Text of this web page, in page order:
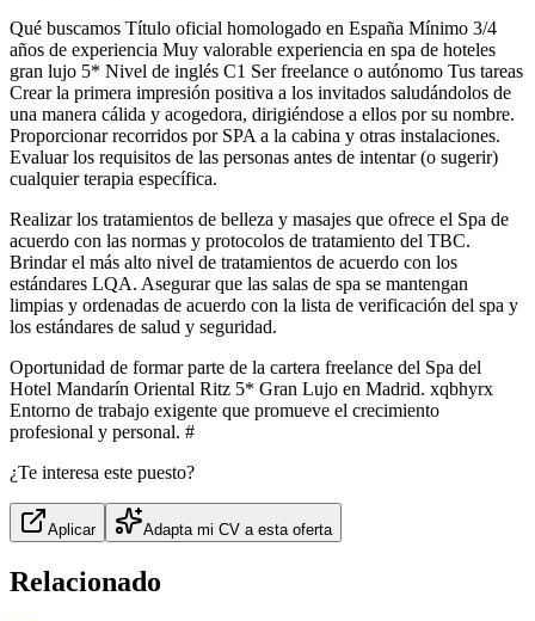
Qué buscamos Título oficial homologado en España Mínimo 3/4
años de experiencia Muy valorable experiencia en spa de hoteles
gran lujo 5* Nivel de inglés C1 Ser freelance o autónomo Tus tareas
Crear la primera impresión positiva a los invitados saludándolos de
una manera cálida y acogedora, dirigiéndose a ellos por su nombre.
Proporcionar recorridos por SPA a la cabina y otras instalaciones.
Evaluar los requisitos de las personas antes de intentar (o sugerir)
cualquier terapia específica.
Realizar los tratamientos de belleza y masajes que ofrece el Spa de
acuerdo con las normas y protocolos de tratamiento del TBC.
Brindar el más alto nivel de tratamientos de acuerdo con los
estándares LQA. Asegurar que las salas de spa se mantengan
limpias y ordenadas de acuerdo con la lista de verificación del spa y
los estándares de salud y seguridad.
Oportunidad de formar parte de la cartera freelance del Spa del
Hotel Mandarín Oriental Ritz 5* Gran Lujo en Madrid. xqbhyrx
Entorno de trabajo exigente que promueve el crecimiento
profesional y personal. #
¿Te interesa este puesto?
Aplicar Adapta mi CV a esta oferta
Relacionado